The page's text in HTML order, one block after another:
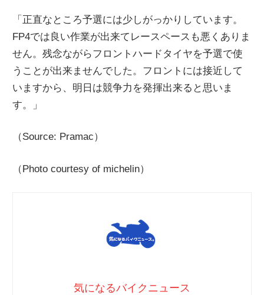
ス
「正直なところ予選には少しがっかりしています。
FP4では良い作業が出来てレースペースも悪くありま
せん。残念ながらフロントハードタイヤを予選で使
うことが出来ませんでした。フロントには接近して
いますから、明日は競争力を発揮出来ると思いま
す。」
（Source: Pramac）
（Photo courtesy of michelin）
気になるバイクニュース